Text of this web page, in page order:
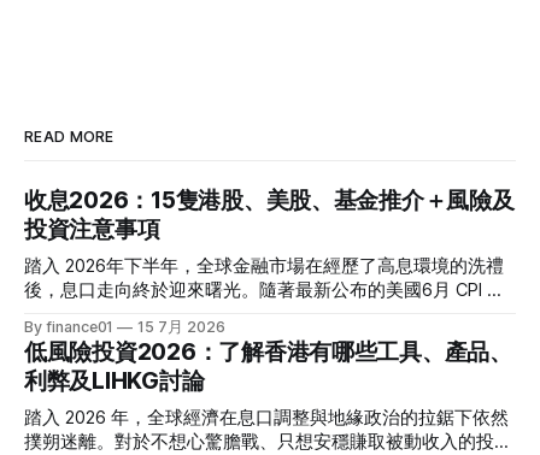
READ MORE
收息2026：15隻港股、美股、基金推介＋風險及
投資注意事項
踏入 2026年下半年，全球金融市場在經歷了高息環境的洗禮
後，息口走向終於迎來曙光。隨著最新公布的美國6月 CPI 同
息的預期再度升溫。 當定期存款利率逐漸從高位回落，如何
將資金轉投至能夠產生穩定現金流的收息資產，成為了今年投
資理財的核心課題。本文特別為您搜集 2026 年 7 月最新市場
數據，盤點港股、美股及基金三大領域共 15 隻熱門收息工
具，並深度拆解背後的潛在風險，助您在新一季度穩健收息！
By finance01 15 7月 2026
低風險投資2026：了解香港有哪些工具、產品、
利弊及LIHKG討論
踏入 2026 年，全球經濟在息口調整與地緣政治的拉鋸下依然
撲朔迷離。對於不想心驚膽戰、只想安穩賺取被動收入的投資